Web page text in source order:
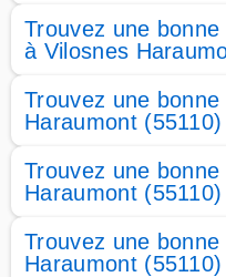
Trouvez une
à Vilosnes
Trouvez une
Haraumont (55110)
Trouvez une
Haraumont (55110)
Trouvez une
Haraumont (55110)